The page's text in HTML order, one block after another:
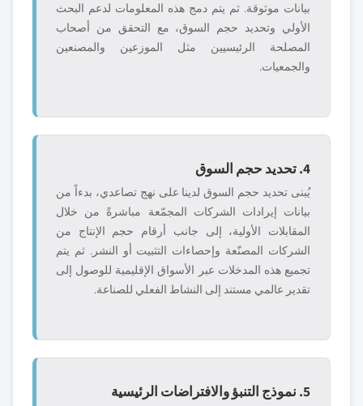
بيانات موثوقة. ثم يتم دمج هذه المعلومات لدعم البحث
الأولي وتحديد حجم السوق، مع التحقق من أصحاب
المصلحة الرئيسيين مثل الموزعين والمصنعين
والجمعيات.
4. تحديد حجم السوق
يُبنى تحديد حجم السوق لدينا على نهج تصاعدي، بدءاً من
بيانات إيرادات الشركات المجمّعة مباشرةً من خلال
المقابلات الأولية، إلى جانب أرقام حجم الإنتاج من
الشركات المصنّعة وإحصاءات التثبيت أو النشر. ثم يتم
تجميع هذه المدخلات عبر الأسواق الإقليمية للوصول إلى
تقدير عالمي مستند إلى النشاط الفعلي للصناعة.
5. نموذج التنبؤ والافتراضات الرئيسية